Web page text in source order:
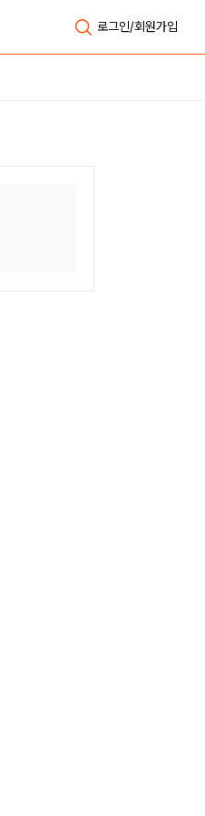
로그인/회원가입